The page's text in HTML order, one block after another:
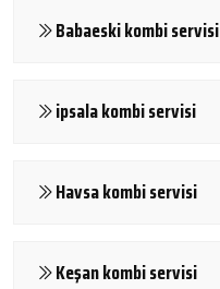
Babaeski kombi servisi
ipsala kombi servisi
Havsa kombi servisi
Keşan kombi servisi